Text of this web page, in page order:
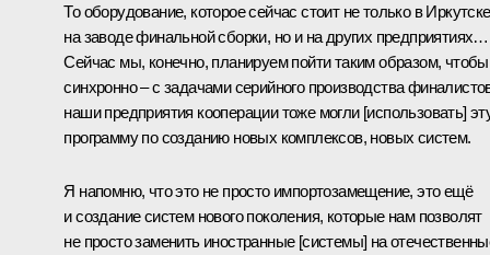
То оборудование, которое сейчас стоит не только в Иркутске
на заводе финальной сборки, но и на других предприятиях…
Сейчас мы, конечно, планируем пойти таким образом, чтобы
синхронно – с задачами серийного производства
наши предприятия кооперации тоже могли [использовать]
программу по созданию новых комплексов, новых систем.
Я напомню, что это не просто импортозамещение, это ещё
и создание систем нового поколения, которые нам позволят
не просто заменить иностранные [системы] на